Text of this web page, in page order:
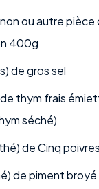
ou autre pièce
400g
de gros sel
thym frais
séché)
de Cinq
de piment broyé